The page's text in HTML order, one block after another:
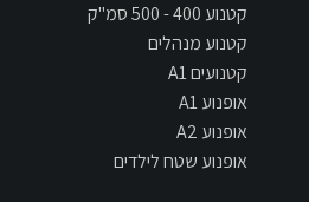
קטנוע 400 - 500 סמ"ק
קטנוע מנהלים
קטנועים A1
אופנוע A1
אופנוע A2
אופנוע שטח לילדים